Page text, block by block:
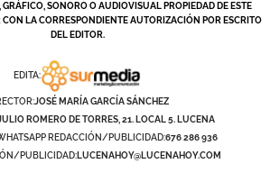
SONORO O AUDIOVISUAL PROPIEDAD DE ESTE
CON LA CORRESPONDIENTE AUTORIZACIÓN POR ESCRITO
DEL EDITOR.
EDITA:
JOSÉ MARÍA GARCÍA SÁNCHEZ
ROMERO DE TORRES, 21. LOCAL 5. LUCENA
REDACCIÓN/PUBLICIDAD:676 286 936
PUBLICIDAD:LUCENAHOY@LUCENAHOY.COM